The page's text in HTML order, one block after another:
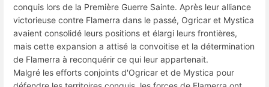
conquis lors de la Première Guerre Sainte. Après leur alliance
victorieuse contre Flamerra dans le passé, Ogricar et Mystica
avaient consolidé leurs positions et élargi leurs frontières,
mais cette expansion a attisé la convoitise et la détermination
de Flamerra à reconquérir ce qui leur appartenait.
Malgré les efforts conjoints d'Ogricar et de Mystica pour